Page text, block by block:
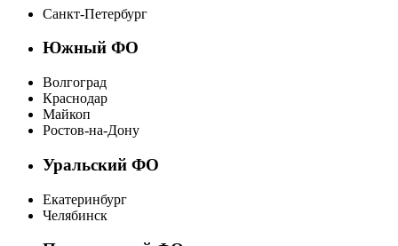
Санкт-Петербург
Южный ФО
Волгоград
Краснодар
Майкоп
Ростов-на-Дону
Уральский ФО
Екатеринбург
Челябинск